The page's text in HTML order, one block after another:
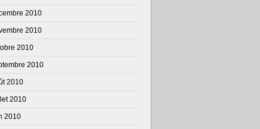
2010
2010
2010
2010
2010
2010
2010